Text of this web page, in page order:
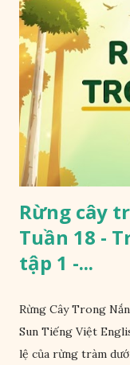
Rừng cây
Tuần 18 -
tập 1 -...
Rừng Cây Trong
Sun Tiếng Việt
lệ của rừng tràm